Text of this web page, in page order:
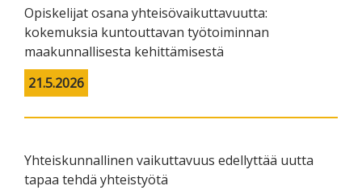
Opiskelijat osana yhteisövaikuttavuutta:
kokemuksia kuntouttavan työtoiminnan
maakunnallisesta kehittämisestä
21.5.2026
Yhteiskunnallinen vaikuttavuus edellyttää uutta
tapaa tehdä yhteistyötä